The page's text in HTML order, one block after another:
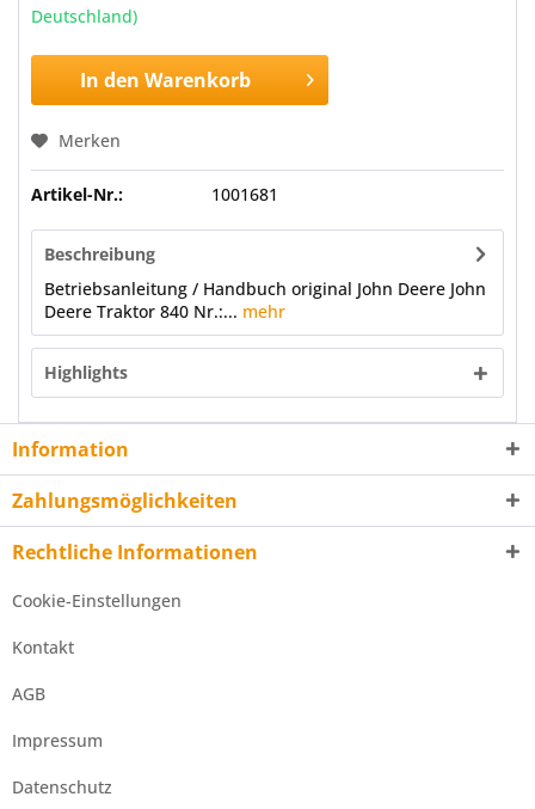
Deutschland)
In den Warenkorb
Merken
Artikel-Nr.: 1001681
Beschreibung
Betriebsanleitung / Handbuch original John Deere John
Deere Traktor 840 Nr.:... mehr
Highlights
Information
Zahlungsmöglichkeiten
Rechtliche Informationen
Cookie-Einstellungen
Kontakt
AGB
Impressum
Datenschutz